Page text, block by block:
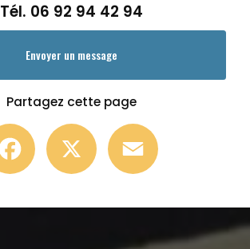
Tél. 06 92 94 42 94
Envoyer un message
Partagez cette page
Facebook